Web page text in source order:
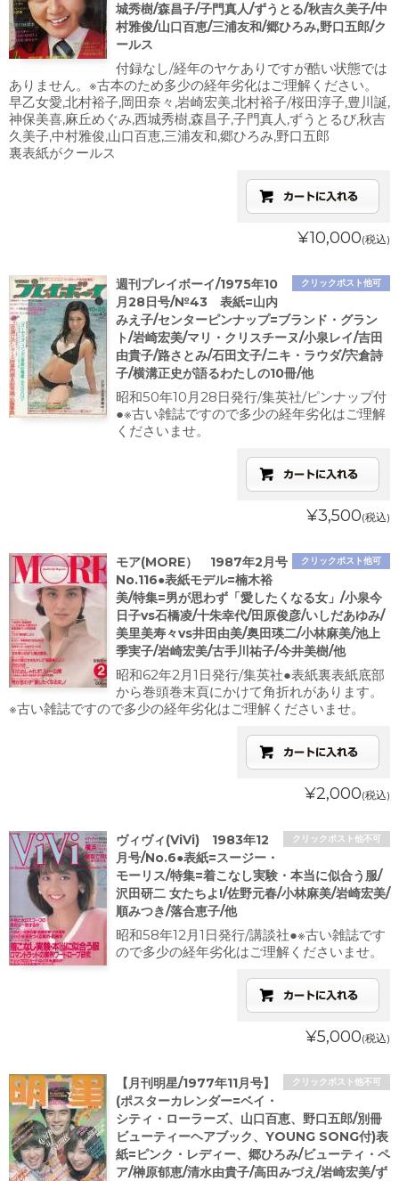
城秀樹/森昌子/子門真人/ずうとる/秋吉久美子/中
村雅俊/山口百恵/三浦友和/郷ひろみ,野口五郎/ク
ールス
付録なし/経年のヤケありですが酷い状態では
ありません。※古本のため多少の経年劣化はご理解ください。
早乙女愛,北村裕子,岡田奈々,岩崎宏美,北村裕子/桜田淳子,豊川誕,
神保美喜,麻丘めぐみ,西城秀樹,森昌子,子門真人,ずうとるび,秋吉
久美子,中村雅俊,山口百恵,三浦友和,郷ひろみ,野口五郎
裏表紙がクールス
¥10,000(税込)
クリックポスト他可
週刊プレイボーイ/1975年10
月28日号/№43 表紙=山内
みえ子/センターピンナップ=ブランド・グラン
ト/岩崎宏美/マリ・クリスチーヌ/小泉レイ/吉田
由貴子/路さとみ/石田文子/ニキ・ラウダ/宍倉詩
子/横溝正史が語るわたしの10冊/他
昭和50年10月28日発行/集英社/ピンナップ付
●※古い雑誌ですので多少の経年劣化はご理解
くださいませ。
¥3,500(税込)
クリックポスト他可
モア(MORE） 1987年2月号
No.116●表紙モデル=楠木裕
美/特集=男が思わず「愛したくなる女」/小泉今
日子vs石橋凌/十朱幸代/田原俊彦/いしだあゆみ/
美里美寿々vs井田由美/奥田瑛二/小林麻美/池上
季実子/岩崎宏美/古手川祐子/今井美樹/他
昭和62年2月1日発行/集英社●表紙裏表紙底部
から巻頭巻末頁にかけて角折れがあります。
※古い雑誌ですので多少の経年劣化はご理解くださいませ。
¥2,000(税込)
クリックポスト他不可
ヴィヴィ(ViVi) 1983年12
月号/No.6●表紙=スージー・
モーリス/特集=着こなし実験・本当に似合う服/
沢田研二 女たちよ!/佐野元春/小林麻美/岩崎宏美/
順みつき/落合恵子/他
昭和58年12月1日発行/講談社●※古い雑誌です
ので多少の経年劣化はご理解くださいませ。
¥5,000(税込)
クリックポスト他不可
【月刊明星/1977年11月号】
(ポスターカレンダー=ベイ・
シティ・ローラーズ、山口百恵、野口五郎/別冊
ビューティーヘアブック、YOUNG SONG付)表
紙=ピンク・レディー、郷ひろみ/ビューティ・ペ
ア/榊原郁恵/清水由貴子/高田みづえ/岩崎宏美/ず